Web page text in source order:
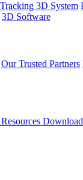
Tracking 3D System
3D Software
Our Trusted Partners
Resources Download